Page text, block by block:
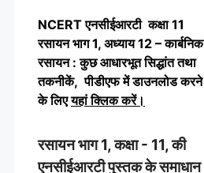
NCERT एनसीईआरटी कक्षा 11
रसायन भाग 1, अध्याय 12 – कार्बनिक
रसायन : कुछ आधारभूत सिद्धांत तथा
तकनीकें, पीडीएफ में डाउनलोड करने
के लिएयहां क्लिक करें।
रसायन भाग 1, कक्षा - 11, की
एनसीईआरटी पुस्तक के समाधान